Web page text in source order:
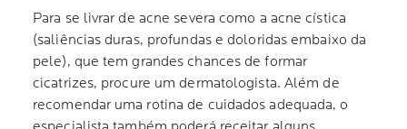
Para se livrar de acne severa como a acne cística
(saliências duras, profundas e doloridas embaixo da
pele), que tem grandes chances de formar
cicatrizes, procure um dermatologista. Além de
recomendar uma rotina de cuidados adequada, o